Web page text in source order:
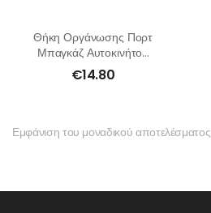
Θήκη Οργάνωσης Πορτ
Μπαγκάζ Αυτοκινήτου
– Αναδιπλούμενη
€14.80
Εμφάνιση του μοναδικού αποτελέσματος